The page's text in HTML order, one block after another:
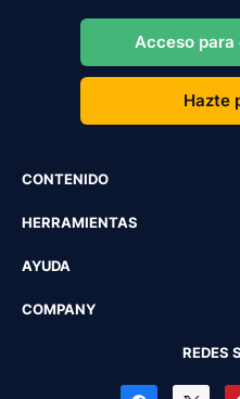
Acceso para
Hazte
CONTENIDO
HERRAMIENTAS
AYUDA
COMPANY
REDES